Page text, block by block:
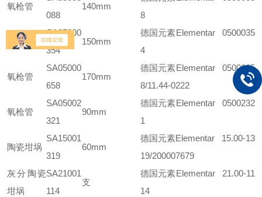
氧枪管
088
140mm
8
氧枪管
SA05000
354
150mm
德国元素Elementar 0500035
4
氧枪管
SA05000
658
170mm
德国元素Elementar 0500065
8/11.44-0222
氧枪管
SA05002
321
90mm
德国元素Elementar 0500232
1
陶瓷坩埚
SA15001
319
60mm
德国元素Elementar 15.00-13
19/200007679
灰分陶瓷
坩埚
SA21001
114
支
德国元素Elementar 21.00-11
14